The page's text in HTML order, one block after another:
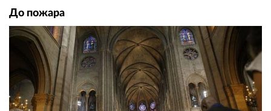
До пожара